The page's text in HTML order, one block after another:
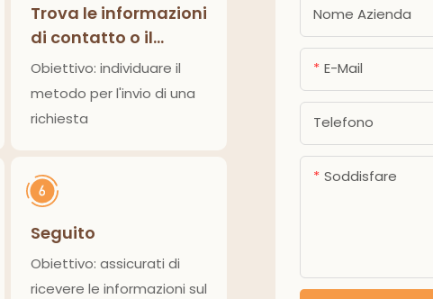
Trova le informazioni
di contatto o il
modulo di richiesta
Obiettivo: individuare il
metodo per l'invio di una
richiesta
Seguito
Obiettivo: assicurati di
ricevere le informazioni sul
Nome Azienda
E-Mail
Telefono
Soddisfare